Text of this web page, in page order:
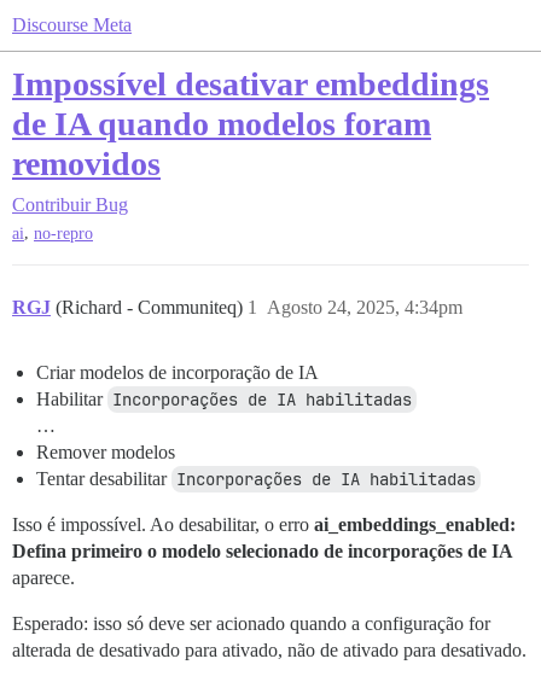
Discourse Meta
Impossível desativar embeddings
de IA quando modelos foram
removidos
Contribuir Bug
ai, no-repro
RGJ (Richard - Communiteq) Agosto 24, 2025, 4:34pm
1
Criar modelos de incorporação de IA
Habilitar Incorporações de IA habilitadas
…
Remover modelos
Tentar desabilitar Incorporações de IA habilitadas
Isso é impossível. Ao desabilitar, o erro ai_embeddings_enabled:
Defina primeiro o modelo selecionado de incorporações de IA
aparece.
Esperado: isso só deve ser acionado quando a configuração for
alterada de desativado para ativado, não de ativado para desativado.